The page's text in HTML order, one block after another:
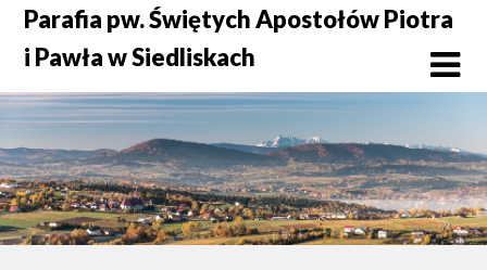
Skip
content
Parafia pw. Świętych Apostołów Piotra
i Pawła w Siedliskach